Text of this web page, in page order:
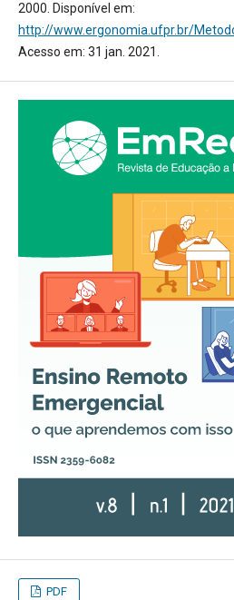
2000. Disponível em:
http://www.ergonomia.ufpr.br/
Acesso em: 31 jan. 2021.
PDF